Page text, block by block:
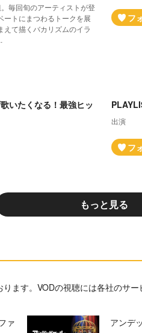
毎回旬のアーティストが登
ートにまつわるトークを展
て描くバカリズムのイラ
いたくなる！最強ヒッ
出演
もっと見る
ます。VODの視聴には各社のサー
ァ
アンデ